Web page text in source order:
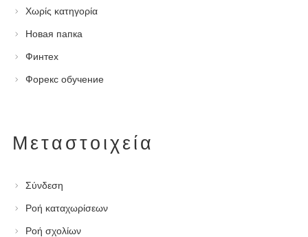
Χωρίς κατηγορία
Новая папка
Финтех
Форекс обучение
Μεταστοιχεία
Σύνδεση
Ροή καταχωρίσεων
Ροή σχολίων